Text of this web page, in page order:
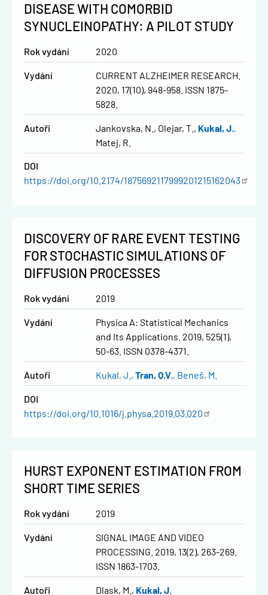
DISEASE WITH COMORBID
SYNUCLEINOPATHY: A PILOT STUDY
Rok vydání 2020
Vydání
CURRENT ALZHEIMER RESEARCH.
2020, 17(10), 948-958. ISSN 1875-
5828.
Autoři Jankovska, N. Olejar, T.
Kukal, J.
Matej, R.
DOI
https://doi.org/10.2174/1875692117999201215162043
DISCOVERY OF RARE EVENT TESTING
FOR STOCHASTIC SIMULATIONS OF
DIFFUSION PROCESSES
Rok vydání 2019
Vydání
Physica A: Statistical Mechanics
and Its Applications. 2019, 525(1),
50-63. ISSN 0378-4371.
Autoři Kukal, J. Tran, Q.V. Beneš, M.
DOI
https://doi.org/10.1016/j.physa.2019.03.020
HURST EXPONENT ESTIMATION FROM
SHORT TIME SERIES
Rok vydání 2019
Vydání
SIGNAL IMAGE AND VIDEO
PROCESSING. 2019, 13(2), 263-269.
ISSN 1863-1703.
Autoři Dlask, M. Kukal, J.